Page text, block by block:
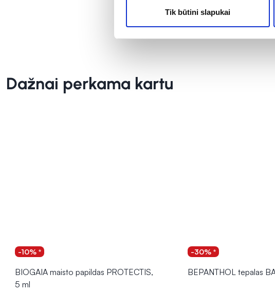
Tik būtini slapukai
Dažnai perkama kartu
-10% *
BIOGAIA maisto papildas PROTECTIS,
5 ml
-30% *
BEPANTHOL tepalas